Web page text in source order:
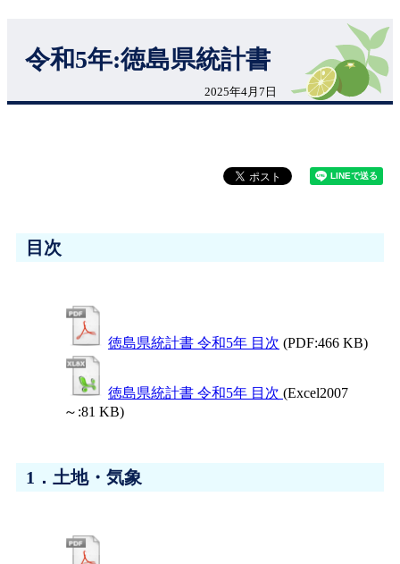
令和5年:徳島県統計書
2025年4月7日
目次
徳島県統計書 令和5年 目次 (PDF:466 KB)
徳島県統計書 令和5年 目次 (Excel2007
～:81 KB)
1．土地・気象